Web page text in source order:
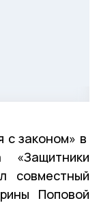
с законом» в
совместный
Поповой